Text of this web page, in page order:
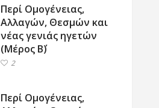
Περί Ομογένειας,
Αλλαγών, Θεσμών και
νέας γενιάς ηγετών
(Μέρος Β΄)
2
Περί Ομογένειας,